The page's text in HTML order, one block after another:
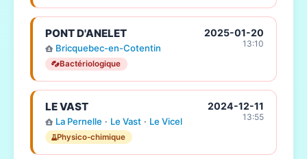
PONT D'ANELET
Bricquebec-en-Cotentin
Bactériologique
2025-01-20
13:10
LE VAST
La Pernelle · Le Vast· Le Vicel
Physico-chimique
2024-12-11
13:55